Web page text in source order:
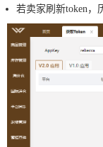
若卖家刷新token，